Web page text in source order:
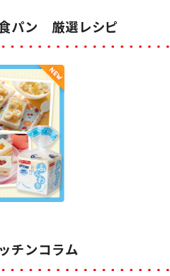
パン 厳選レシピ
チンコラム